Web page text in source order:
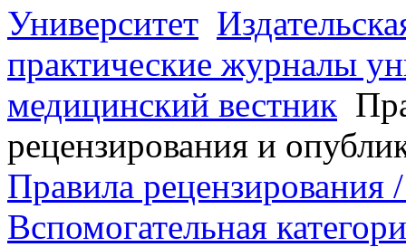
Университет
практические журналы
медицинский вестник
рецензирования и
Правила
Вспомогательная